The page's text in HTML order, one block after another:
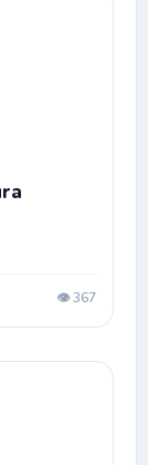
👁️ 367